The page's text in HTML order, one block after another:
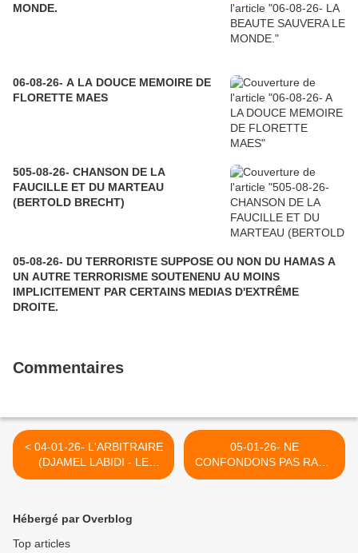
MONDE.
06-08-26- A LA DOUCE MEMOIRE DE
FLORETTE MAES
505-08-26- CHANSON DE LA
FAUCILLE ET DU MARTEAU
(BERTOLD BRECHT)
05-08-26- DU TERRORISTE SUPPOSE OU NON DU HAMAS A
UN AUTRE TERRORISME SOUTENENU AU MOINS
IMPLICITEMENT PAR CERTAINS MEDIAS D'EXTRÊME
DROITE.
Commentaires
< 04-01-26- L'ARBITRAIRE
(DJAMEL LABIDI - LE
GRAND SOIR)
05-01-26- NE
CONFONDONS PAS RAGE
DE DROITE ET RAGE DE
Hébergé par Overblog
Top articles